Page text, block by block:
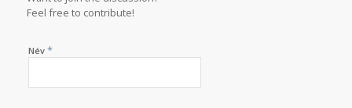
Feel free to contribute!
Név *